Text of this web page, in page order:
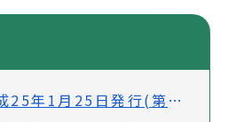
1月25日発行(第158号)